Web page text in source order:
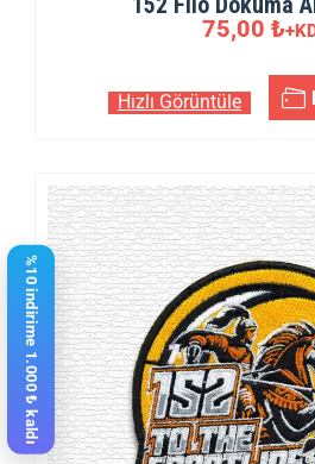
75,00 ₺
Hızlı Görüntüle
%10 indirime 1.000 ₺ kaldı